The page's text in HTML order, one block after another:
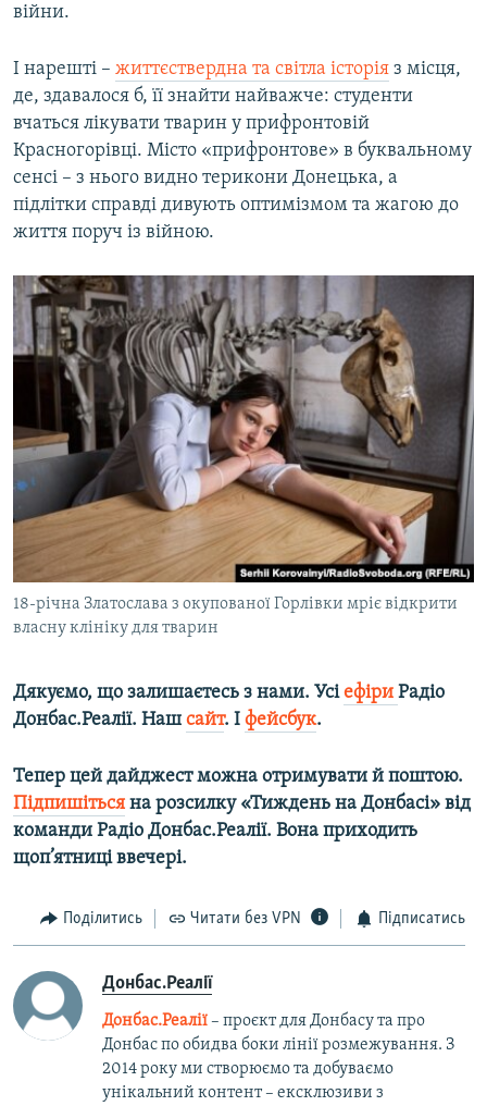
війни.
І нарешті – життєствердна та світла історія з місця,
де, здавалося б, її знайти найважче: студенти
вчаться лікувати тварин у прифронтовій
Красногорівці. Місто «прифронтове» в буквальному
сенсі – з нього видно терикони Донецька, а
підлітки справді дивують оптимізмом та жагою до
життя поруч із війною.
18-річна Златослава з окупованої Горлівки мріє відкрити
власну клініку для тварин
Дякуємо, що залишаєтесь з нами. Усіефіри Радіо
Донбас.Реалії. Наш сайт. І фейсбук.
Тепер цей дайджест можна отримувати й поштою.
Підпишіться на розсилку «Тиждень на Донбасі» від
команди Радіо Донбас.Реалії. Вона приходить
щоп’ятниці ввечері.
Поділитись Читати без VPN Підписатись
Донбас.Реалії
Донбас.Реалії– проєкт для Донбасу та про
Донбас по обидва боки лінії розмежування. З
2014 року ми створюємо та добуваємо
унікальний контент – ексклюзиви з